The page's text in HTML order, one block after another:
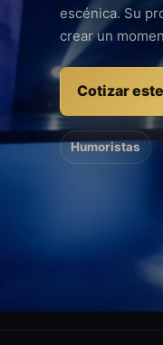
escénica. Su
crear un
Cotizar
Humoristas